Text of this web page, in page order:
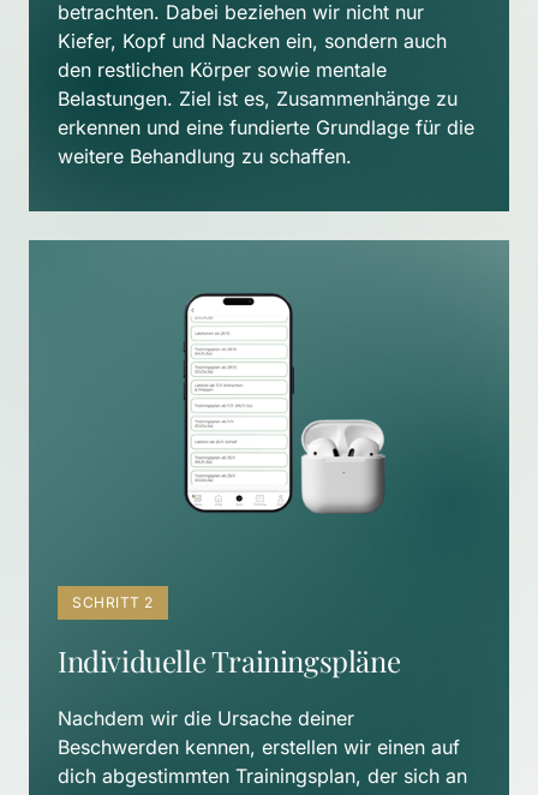
betrachten. Dabei beziehen wir nicht nur
Kiefer, Kopf und Nacken ein, sondern auch
den restlichen Körper sowie mentale
Belastungen. Ziel ist es, Zusammenhänge zu
erkennen und eine fundierte Grundlage für die
weitere Behandlung zu schaffen.
SCHRITT 2
Individuelle Trainingspläne
Nachdem wir die Ursache deiner
Beschwerden kennen, erstellen wir einen auf
dich abgestimmten Trainingsplan, der sich an